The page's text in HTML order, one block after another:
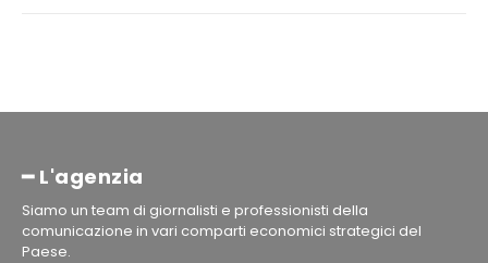
━ L'agenzia
Siamo un team di giornalisti e professionisti della
comunicazione in vari comparti economici strategici del
Paese.